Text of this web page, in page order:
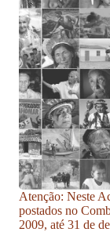
Atenção: Neste
postados no
2009, até 31 de